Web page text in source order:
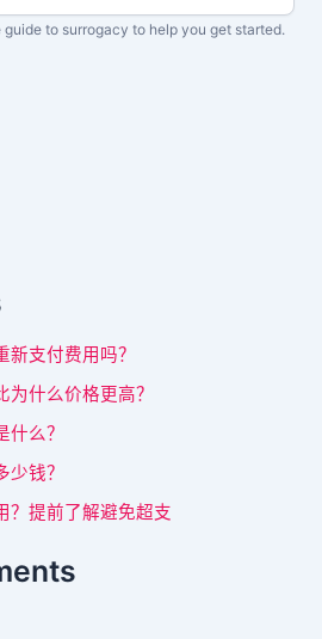
to surrogacy to help you get started.
支付费用吗？
什么价格更高？
么？
钱？
？提前了解避免超支